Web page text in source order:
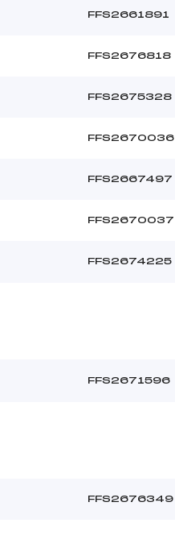
FFS2661891
FFS2676818
FFS2675328
FFS2670036
FFS2667497
FFS2670037
FFS2674225
FFS2671596
FFS2676349